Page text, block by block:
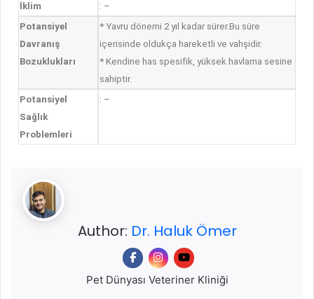
İklim
: –
Potansiyel
Davranış
Bozuklukları
* Yavru dönemi 2 yıl kadar sürer.Bu süre
içerisinde oldukça hareketli ve vahşidir.
* Kendine has spesifik, yüksek havlama sesine
sahiptir.
Potansiyel
Sağlık
Problemleri
: –
Author: Dr. Haluk Ömer
Pet Dünyası Veteriner Kliniği